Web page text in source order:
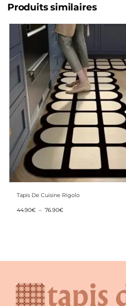
Produits similaires
Tapis De Cuisine Rigolo
44.90€ – 76.90€